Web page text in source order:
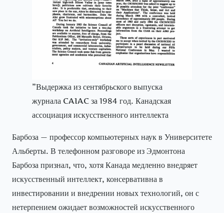
”Выдержка из сентябрьского выпуска
журнала CAIAC за 1984 год. Канадская
ассоциация искусственного интеллекта
Барбоза — профессор компьютерных наук в Университете
Альберты. В телефонном разговоре из Эдмонтона
Барбоза признал, что, хотя Канада медленно внедряет
искусственный интеллект, консервативна в
инвестировании и внедрении новых технологий, он с
нетерпением ожидает возможностей искусственного